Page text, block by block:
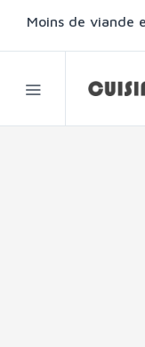
Moins de viande